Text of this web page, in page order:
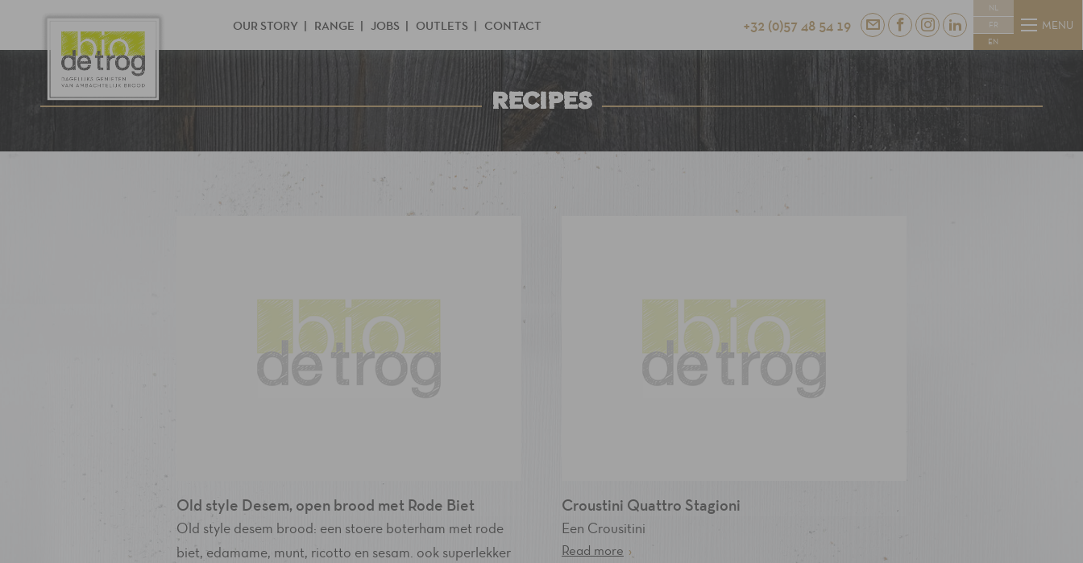
OUR STORY RANGE JOBS OUTLETS CONTACT +32 (0)57 48 54 19
NL
FR
EN
MENU
RECIPES
Old style Desem, open brood met Rode Biet
Old style desem brood: een stoere boterham met rode
biet, edamame, munt, ricotto en sesam. ook superlekker
Croustini Quattro Stagioni
Een Crousitini
›
Read more